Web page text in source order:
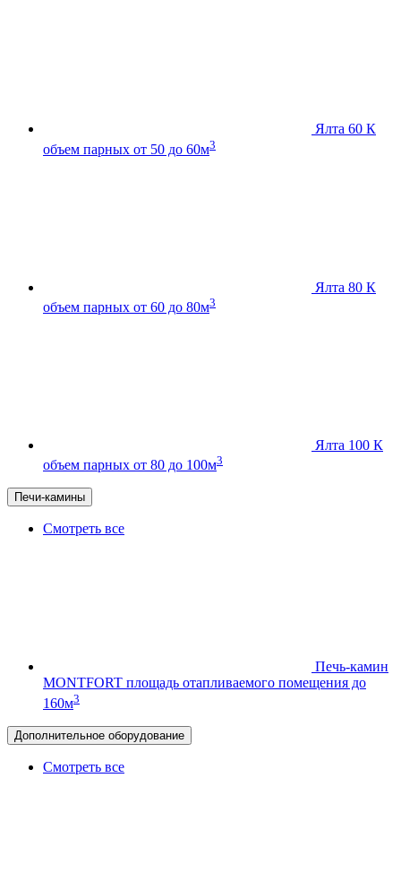
Ялта 60 К
объем парных от 50 до 60м3
Ялта 80 К
объем парных от 60 до 80м3
Ялта 100 К
объем парных от 80 до 100м3
Печи-камины
Смотреть все
Печь-камин
MONTFORT площадь отапливаемого помещения до
160м3
Дополнительное оборудование
Смотреть все